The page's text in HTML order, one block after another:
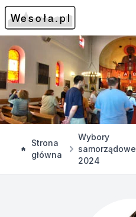
Strona
główna
Wybory
samorządowe
2024